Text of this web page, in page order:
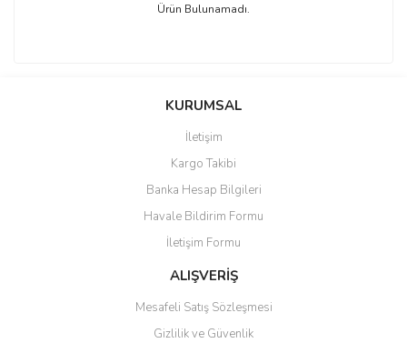
Ürün Bulunamadı.
KURUMSAL
İletişim
Kargo Takibi
Banka Hesap Bilgileri
Havale Bildirim Formu
İletişim Formu
ALIŞVERİŞ
Mesafeli Satış Sözleşmesi
Gizlilik ve Güvenlik